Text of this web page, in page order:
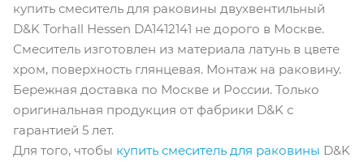
купить смеситель для раковины двухвентильный
D&K Torhall Hessen DA1412141 не дорого в Москве.
Смеситель изготовлен из материала латунь в цвете
хром, поверхность глянцевая. Монтаж на раковину.
Бережная доставка по Москве и России. Только
оригинальная продукция от фабрики D&K с
гарантией 5 лет.
Для того, чтобы купить смеситель для раковины D&K